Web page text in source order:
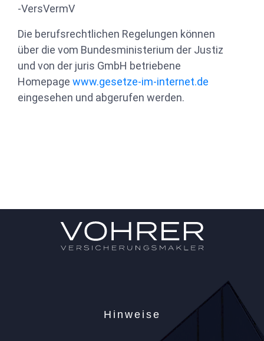
-VersVermV
Die berufsrechtlichen Regelungen können
über die vom Bundesministerium der Justiz
und von der juris GmbH betriebene
Homepage www.gesetze-im-internet.de
eingesehen und abgerufen werden.
Hinweise